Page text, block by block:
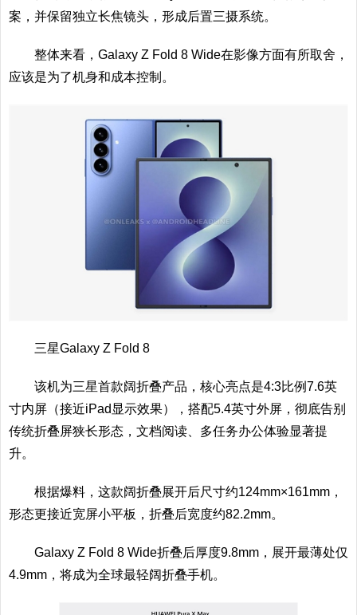
案，并保留独立长焦镜头，形成后置三摄系统。
整体来看，Galaxy Z Fold 8 Wide在影像方面有所取舍，
应该是为了机身和成本控制。
三星Galaxy Z Fold 8
该机为三星首款阔折叠产品，核心亮点是4:3比例7.6英
寸内屏（接近iPad显示效果），搭配5.4英寸外屏，彻底告别
传统折叠屏狭长形态，文档阅读、多任务办公体验显著提
升。
根据爆料，这款阔折叠展开后尺寸约124mm×161mm，
形态更接近宽屏小平板，折叠后宽度约82.2mm。
Galaxy Z Fold 8 Wide折叠后厚度9.8mm，展开最薄处仅
4.9mm，将成为全球最轻阔折叠手机。